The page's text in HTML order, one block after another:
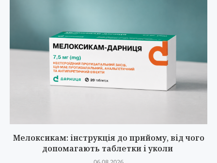
Мелоксикам: інструкція до прийому, від чого
допомагають таблетки і уколи